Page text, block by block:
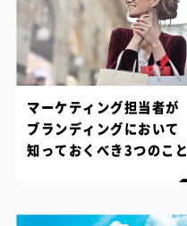
マーケティング担当者が
ブランディングにおいて
知っておくべき3つのこと